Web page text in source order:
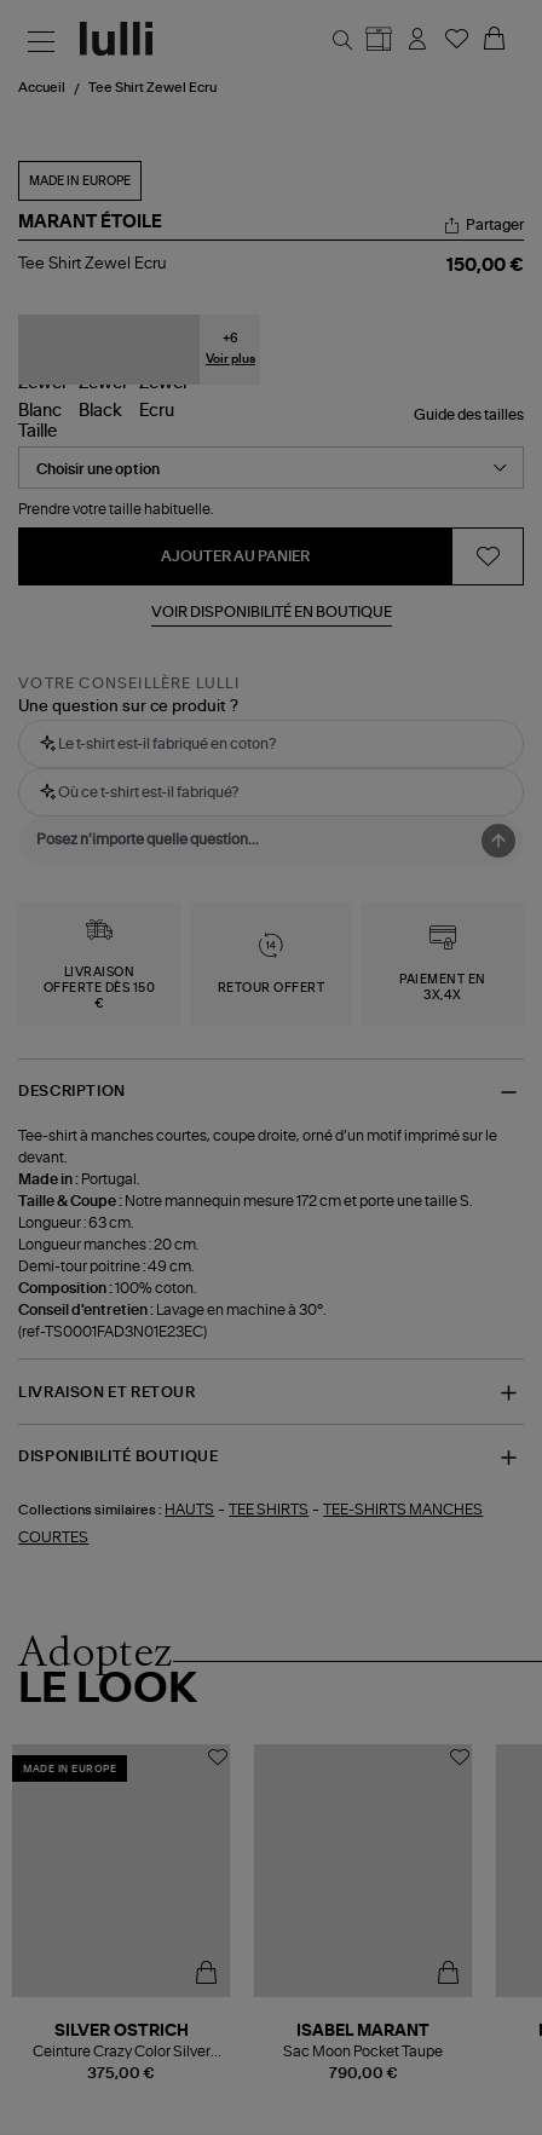
Accueil Tee Shirt Zewel Ecru
MADE IN EUROPE
MARANT ÉTOILE
Tee
Partager
Tee Shirt Zewel Ecru 150,00 €
+6
Voir plus
Guide des tailles
Taille
Prendre votre taille habituelle.
AJOUTER AU PANIER
VOIR DISPONIBILITÉ EN BOUTIQUE
VOTRE CONSEILLÈRE LULLI
Une question sur ce produit ?
Le t-shirt est-il fabriqué en coton?
Où ce t-shirt est-il fabriqué?
LIVRAISON
OFFERTE DÈS 150
€
RETOUR OFFERT
PAIEMENT EN
3X,4X
DESCRIPTION
Tee-shirt à manches courtes, coupe droite, orné d’un motif imprimé sur le
devant.
Made in : Portugal.
Taille & Coupe : Notre mannequin mesure 172 cm et porte une taille S.
Longueur : 63 cm.
Longueur manches : 20 cm.
Demi-tour poitrine : 49 cm.
Composition :100% coton.
Conseil d'entretien :
Lavage en machine à 30°.
(ref-TS0001FAD3N01E23EC)
LIVRAISON ET RETOUR
DISPONIBILITÉ BOUTIQUE
Collections similaires : HAUTS -TEE SHIRTS -TEE-SHIRTS MANCHES
COURTES
Adoptez
LE LOOK
MADE IN EUROPE
375,00 €
SILVER OSTRICH
Ceinture Crazy Color Silver
Green Brown Vintage
790,00 €
ISABEL MARANT
Sac Moon Pocket Taupe